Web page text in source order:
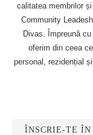
calitatea membrilor
Community
Divas. Împreună
oferim din ceea
personal, rezidențial
ÎNSCRIE-TE